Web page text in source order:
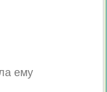
eмy